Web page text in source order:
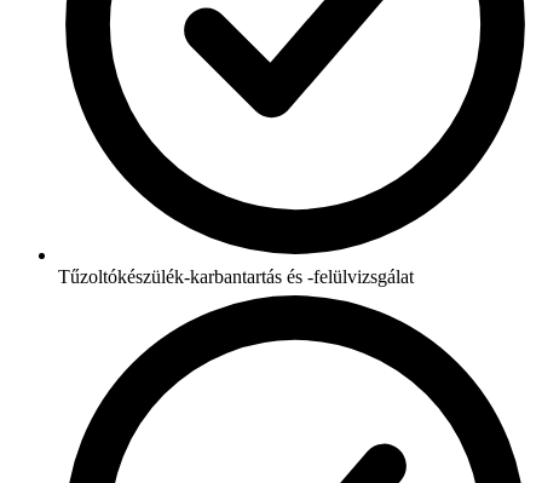
Tűzoltókészülék-karbantartás és -felülvizsgálat